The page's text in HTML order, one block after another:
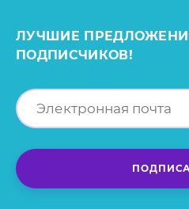
ЛУЧШИЕ
ПОДПИСЧИКОВ!